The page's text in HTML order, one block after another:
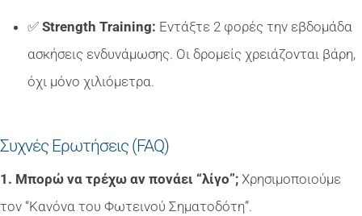
✅ Strength Training: Εντάξτε 2 φορές την εβδομάδα
ασκήσεις ενδυνάμωσης. Οι δρομείς χρειάζονται βάρη,
όχι μόνο χιλιόμετρα.
Συχνές Ερωτήσεις (FAQ)
1. Μπορώ να τρέχω αν πονάει “λίγο”; Χρησιμοποιούμε
τον “Κανόνα του Φωτεινού Σηματοδότη”.